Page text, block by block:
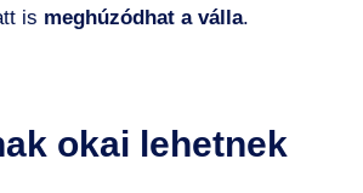
is meghúzódhat a válla.
okai lehetnek